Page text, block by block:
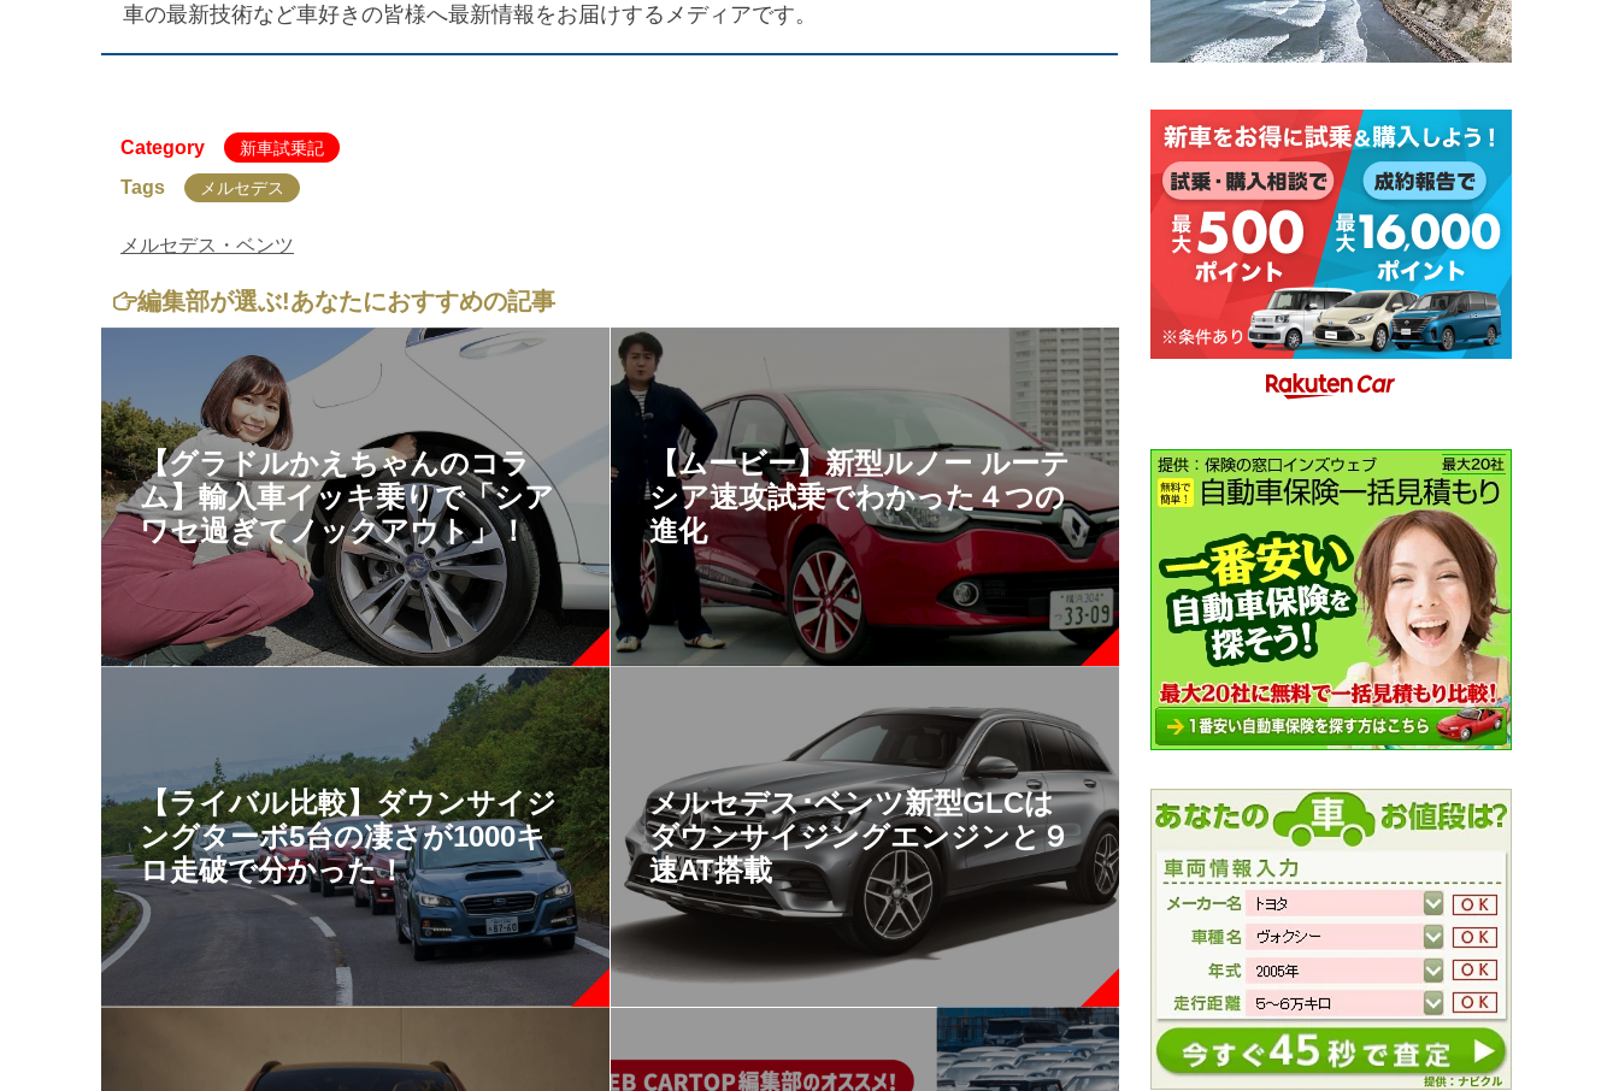
車の最新技術など車好きの皆様へ最新情報をお届けするメディアです。
Category 新車試乗記
Tags メルセデス
メルセデス・ベンツ
編集部が選ぶ!あなたにおすすめの記事
【グラドルかえちゃんのコラ
ム】輸入車イッキ乗りで「シア
ワセ過ぎてノックアウト」！
【ムービー】新型ルノー ルーテ
シア速攻試乗でわかった４つの
進化
【ライバル比較】ダウンサイジ
ングターボ5台の凄さが1000キ
ロ走破で分かった！
メルセデス･ベンツ新型GLCは
ダウンサイジングエンジンと９
速AT搭載